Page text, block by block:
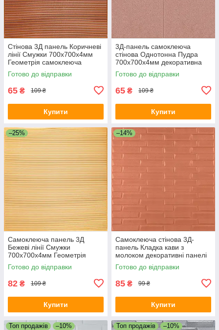
Стінова 3Д панель Коричневі
лінії Смужки 700х700х4мм
Геометрія самоклеюча
декоративна для стін SW-
00001955
Готово до відправки
65 ₴ 109 ₴
Купити
3Д-панель самоклеюча
стінова Однотонна Пудра
700х700х4мм декоративна
стінова ПВХ SW-00001962
Готово до відправки
65 ₴ 109 ₴
Купити
–25%
Самоклеюча панель 3Д
Бежеві лінії Смужки
700х700х4мм Геометрія
декоративна текстурна
стінова SW-00001953
Готово до відправки
82 ₴ 109 ₴
Купити
–14%
Самоклеюча стінова 3Д-
панель Кладка кави з
молоком декоративні панелі
700x770x5мм цегляна кладка
SW-00001715
Готово до відправки
85 ₴ 99 ₴
Купити
Топ продажів –10% Топ продажів –10%